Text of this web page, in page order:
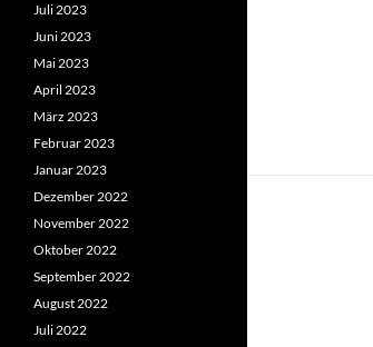
Juli 2023
Juni 2023
Mai 2023
April 2023
März 2023
Februar 2023
Januar 2023
Dezember 2022
November 2022
Oktober 2022
September 2022
August 2022
Juli 2022